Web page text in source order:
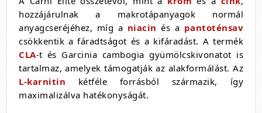
hozzájárulnak a makrotápanyagok normál
anyagcseréjéhez, míg a niacin és a pantoténsav
csökkentik a fáradtságot és a kifáradást. A termék
CLA-t és Garcinia cambogia gyümölcskivonatot is
tartalmaz, amelyek támogatják az alakformálást. Az
L-karnitin kétféle forrásból származik, így
maximalizálva hatékonyságát.